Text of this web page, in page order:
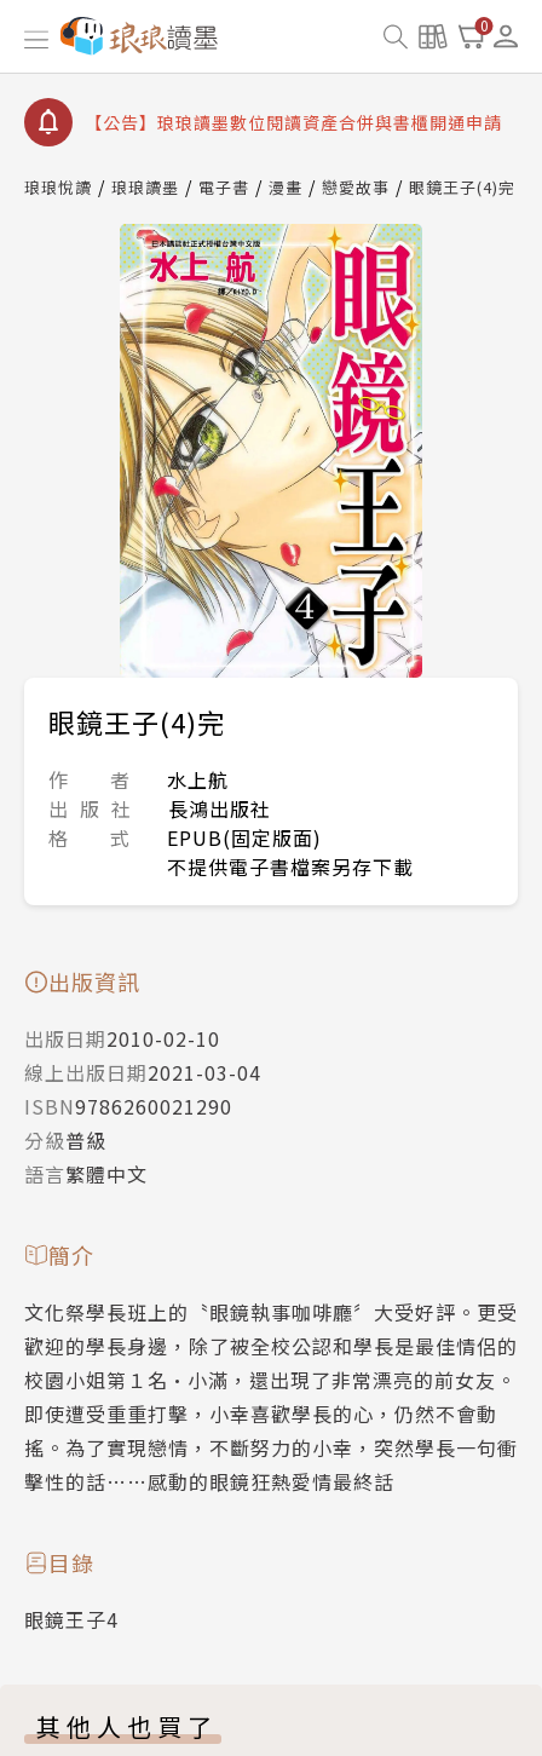
0
查詢
【公告】因 Readmoo 讀墨系統維護中，本站同步暫
停部分閱讀服務
【公告】琅琅讀墨數位閱讀資產合併與書櫃開通申請
【公告】琅琅讀墨 3 分鐘完成書櫃開通與資產合併申
請圖文教學
【公告】琅琅書店服務升級重要說明及資產合併結果
查詢
【公告】因 Readmoo 讀墨系統維護中，本站同步暫
停部分閱讀服務
琅琅悅讀 琅琅讀墨 電子書 漫畫 戀愛故事 眼鏡王子(4)完
眼鏡王子(4)完
作 者
水上航
出 版 社
長鴻出版社
格 式
EPUB(固定版面)
不提供電子書檔案另存下載
出版資訊
出版日期2010-02-10
線上出版日期2021-03-04
ISBN9786260021290
分級普級
語言繁體中文
簡介
文化祭學長班上的〝眼鏡執事咖啡廳〞大受好評。更受
歡迎的學長身邊，除了被全校公認和學長是最佳情侶的
校園小姐第１名•小滿，還出現了非常漂亮的前女友。
即使遭受重重打擊，小幸喜歡學長的心，仍然不會動
搖。為了實現戀情，不斷努力的小幸，突然學長一句衝
擊性的話……感動的眼鏡狂熱愛情最終話
目錄
眼鏡王子4
其他人也買了